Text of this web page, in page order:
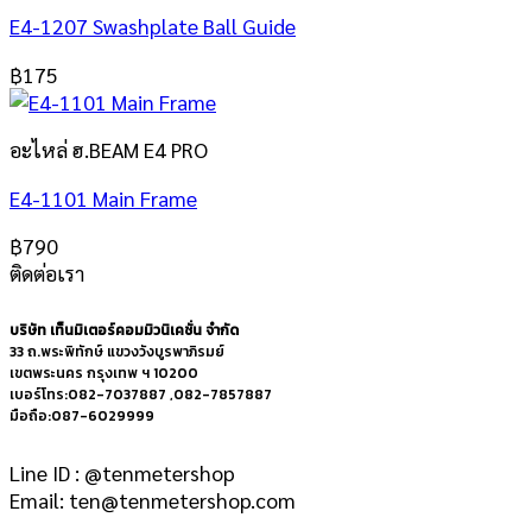
E4-1207 Swashplate Ball Guide
฿175
อะไหล่ ฮ.BEAM E4 PRO
E4-1101 Main Frame
฿790
ติดต่อเรา
บริษัท เท็นมิเตอร์คอมมิวนิเคชั่น จำกัด
33 ถ.พระพิทักษ์ แขวงวังบูรพาภิรมย์
เขตพระนคร กรุงเทพ ฯ 10200
เบอร์โทร:082-7037887 ,082-7857887
มือถือ:087-6029999
Line ID : @tenmetershop
Email: ten@tenmetershop.com